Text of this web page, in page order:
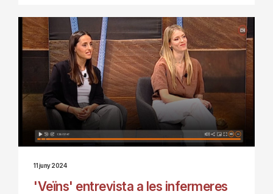
11 juny 2024
'Veïns' entrevista a les infermeres